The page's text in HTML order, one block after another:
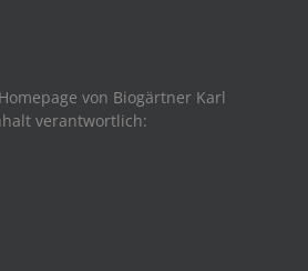
von Biogärtner Karl
verantwortlich: